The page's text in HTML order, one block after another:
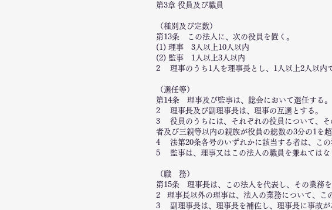
第3章 役員及び職員
（種別及び定数）
第13条 この法人に、次の役員を置く。
(1) 理事 3人以上10人以内
(2) 監事 1人以上3人以内
2 理事のうち1人を理事長とし、1人以上2人以内
（選任等）
第14条 理事及び監事は、総会において選任する。
2 理事長及び副理事長は、理事の互選とする。
3 役員のうちには、それぞれの役員について、そ
者及び三親等以内の親族が役員の総数の3分の1を
4 法第20条各号のいずれかに該当する者は、この
5 監事は、理事又はこの法人の職員を兼ねてはな
（職 務）
第15条 理事長は、この法人を代表し、その業務を
2 理事長以外の理事は、法人の業務について、こ
3 副理事長は、理事長を補佐し、理事長に事故が